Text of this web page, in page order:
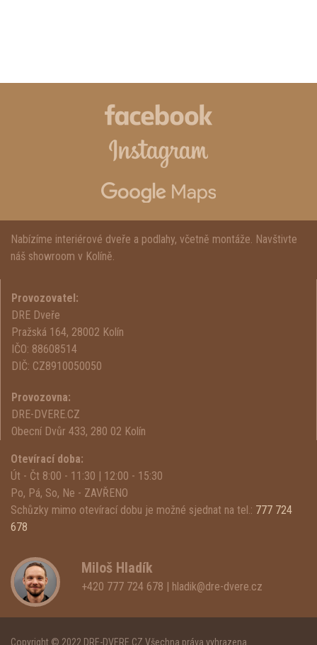
Nabízíme interiérové dveře a podlahy, včetně montáže. Navštivte
náš showroom v Kolíně.
Provozovatel:
DRE Dveře
Pražská 164, 28002 Kolín
IČO: 88608514
DIČ: CZ8910050050
Provozovna:
DRE-DVERE.CZ
Obecní Dvůr 433, 280 02 Kolín
Otevírací doba:
Út - Čt 8:00 - 11:30 | 12:00 - 15:30
Po, Pá, So, Ne - ZAVŘENO
Schůzky mimo otevírací dobu je možné sjednat na tel.: 777 724
678
Miloš Hladík
+420 777 724 678 | hladik@dre-dvere.cz
Copyright © 2022 DRE-DVERE.CZ Všechna práva vyhrazena